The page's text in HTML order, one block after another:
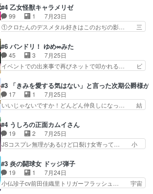
から新たな仲間まで。本作品… 今回エンディング
テーマが流れるのが早い（… この作品の世界に
も、一応デジタルという概…
逃れすら逃げ上手亜也子のアシストに支… そう
か、亜也子もまだ9歳なのか‥ときゆき… 「亜也
子のドキドキ・大作戦！・長寿丸を一… 目玉と耳
を相手に言葉で繰り広げる戰もノラ… 時代設定ど
からのいらすとやは草だった。… 今回は亜也子回
でしたね頼もしさと乙女らし… 貞宗、キモいギョ
ロ目としか思ってなかった…
#4 乙女怪獣キャラメリゼ
99 1
7月23日
①クロたんのデスメタル好きはこのおぢの影… 三
か好きになれんキャラだなぁ作品もイン… 相変わ
らず生物学者には見えないわね響野君… 正体を知
らないのにどちりも肯定してくれた… 黒絵がハル
ゴンになっても、南を助けて大事… OPにデスボ
心を許す、母の友達である光… 黒絵の可愛さレベ
ルが止まらない。南くんと… 黒絵の母とのやり取
りでエヴァの加持さん思…
#6 バンドリ！ ゆめ∞みた
45 3
7月25日
イベントでの出来事で再びネットで叩かれる… ビ
ラがまじで何がしたいかわからん！先生… 陰キャ
の間合いにスルっと入ってきて相手の… ビオラが
都子さんを籠絡しに来ててやばいぞ… マネージャ
ー現実版初登場！バレーボールに… 藻掻きながら
で相手の緊張を解く相手の共… たまったアニメ
50本だってｗ今日も帰った… マネージャー実在
した大逆風のハズなのに全…
#3 「きみを愛する気はない」と言った次期公爵様が
17 1
7月25日
いいじゃないですか！どんどん仲良しになっ… 結
の恋愛系で1番これが好き。愛する気は… 今晩
は、2130頃からシンデレラガールズ… 公爵の妻
なのに着てる洋服がシンプル。テー… まあ、これ
は見なくていいな。むしろ判断が… 自分でも気づ
ぜかヒロイン化していますデ… 【今夜のアニメA
は…】前向き没落令嬢×こ… 「ぼやっとしてたら
菜園の領地の外まで開墾…
#4 うしろの正面カムイさん
19 2
7月25日
JSコスプレ無理があるけど口裂け女寄って… 小
カちゃんがヤバすぎてボキキしそう(ぇ… 口裂け
女って人を襲うって知らなかった…ポ… そのスタ
イルで小学生ファッションは口裂け… 相変わら
ず、尺の都合なのか原作漫画の細か… 除霊士カム
#3 炎の闘球女 ドッジ弾子
19 1
7月24日
小仏珍子cv前田佳織里トリガーフラッシュ… 宇宙